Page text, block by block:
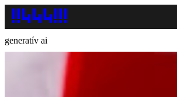
generatív ai